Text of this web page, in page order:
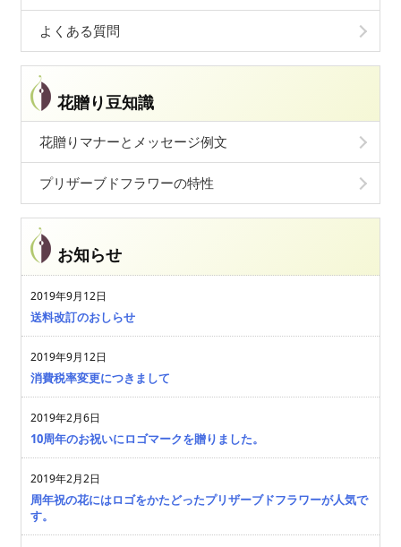
よくある質問
花贈り豆知識
花贈りマナーとメッセージ例文
プリザーブドフラワーの特性
お知らせ
2019年9月12日
送料改訂のおしらせ
2019年9月12日
消費税率変更につきまして
2019年2月6日
10周年のお祝いにロゴマークを贈りました。
2019年2月2日
周年祝の花にはロゴをかたどったプリザーブドフラワーが人気で
す。